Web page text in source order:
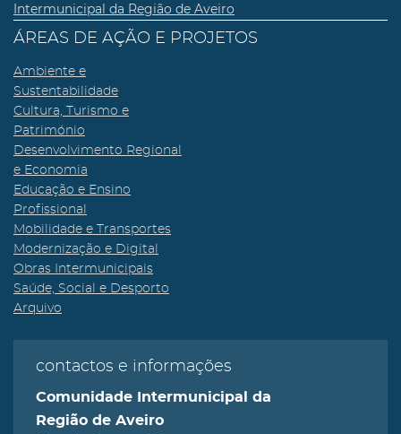
Intermunicipal da Região de Aveiro
ÁREAS DE AÇÃO E PROJETOS
Ambiente e
Sustentabilidade
Cultura, Turismo e
Património
Desenvolvimento Regional
e Economia
Educação e Ensino
Profissional
Mobilidade e Transportes
Modernização e Digital
Obras Intermunicipais
Saúde, Social e Desporto
Arquivo
contactos e informações
Comunidade Intermunicipal da
Região de Aveiro